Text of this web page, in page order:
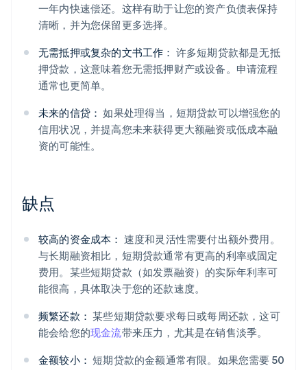
一年内快速偿还。这样有助于让您的资产负债表保持
清晰，并为您保留更多选择。
无需抵押或复杂的文书工作： 许多短期贷款都是无抵
押贷款，这意味着您无需抵押财产或设备。申请流程
通常也更简单。
未来的信贷： 如果处理得当，短期贷款可以增强您的
信用状况，并提高您未来获得更大额融资或低成本融
资的可能性。
缺点
较高的资金成本： 速度和灵活性需要付出额外费用。
与长期融资相比，短期贷款通常有更高的利率或固定
费用。某些短期贷款（如发票融资）的实际年利率可
能很高，具体取决于您的还款速度。
频繁还款： 某些短期贷款要求每日或每周还款，这可
能会给您的现金流带来压力，尤其是在销售淡季。
金额较小： 短期贷款的金额通常有限。如果您需要 50